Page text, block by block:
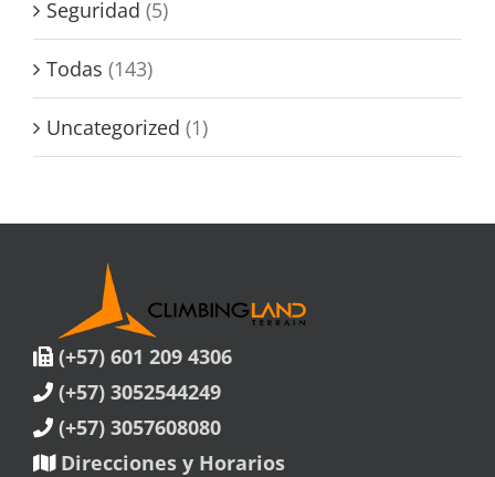
Seguridad (5)
Todas (143)
Uncategorized (1)
(+57) 601 209 4306
(+57) 3052544249
(+57) 3057608080
Direcciones y Horarios